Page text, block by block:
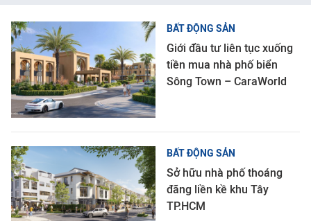
BẤT ĐỘNG SẢN
Giới đầu tư liên tục xuống
tiền mua nhà phố biển
Sông Town – CaraWorld
BẤT ĐỘNG SẢN
Sở hữu nhà phố thoáng
đãng liền kề khu Tây
TP.HCM